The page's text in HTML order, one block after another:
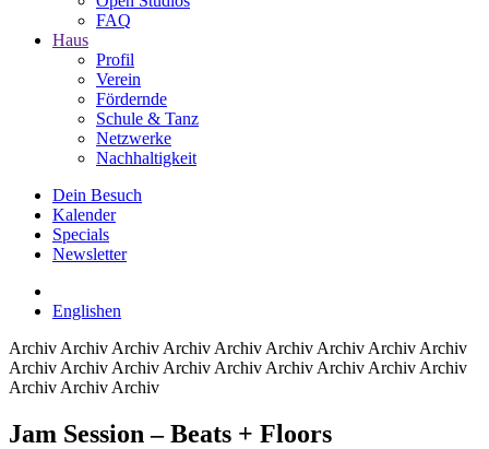
FAQ
Haus
Profil
Verein
Fördernde
Schule & Tanz
Netzwerke
Nachhaltigkeit
Dein Besuch
Kalender
Specials
Newsletter
Englishen
Archiv Archiv Archiv Archiv Archiv Archiv Archiv Archiv Archiv
Archiv Archiv Archiv Archiv Archiv Archiv Archiv Archiv Archiv
Archiv Archiv Archiv
Jam Session – Beats + Floors